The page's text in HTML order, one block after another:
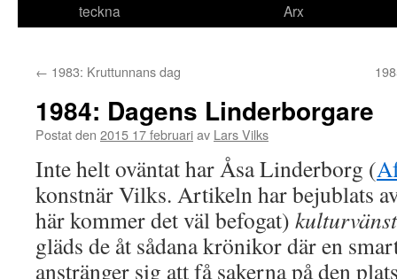
teckna
Arx
← 1983: Kruttunnans dag
1984: Dagens Linderborgare
Postat den 2015 17 februariav Lars Vilks
Inte helt oväntat har Åsa Linderborg (
konstnär Vilks. Artikeln har bejublats
här kommer det väl befogat)
gläds de åt sådana krönikor där en
anstränger sig att få sakerna på den